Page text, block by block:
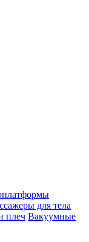
для тела
плеч Вакуумные